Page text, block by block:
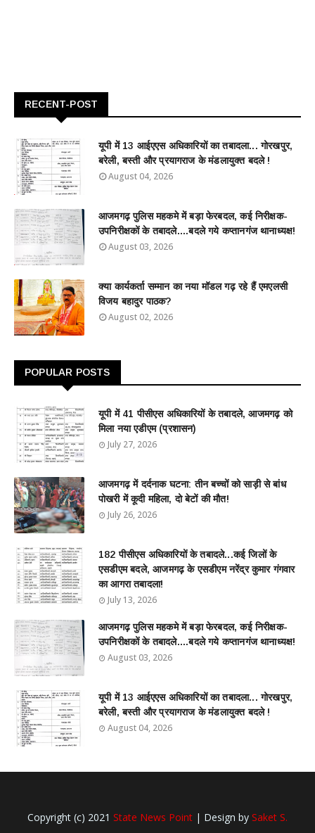
RECENT-POST
यूपी में 13 आईएएस अधिकारियों का तबादला... गोरखपुर,
बरेली, बस्ती और प्रयागराज के मंडलायुक्त बदले !
August 04, 2026
आजमगढ़ पुलिस महकमे में बड़ा फेरबदल, कई निरीक्षक-
उपनिरीक्षकों के तबादले....बदले गये कप्तानगंज थानाध्यक्ष!
August 03, 2026
क्या कार्यकर्ता सम्मान का नया मॉडल गढ़ रहे हैं एमएलसी
विजय बहादुर पाठक?
August 02, 2026
POPULAR POSTS
यूपी में 41 पीसीएस अधिकारियों के तबादले, आजमगढ़ को
मिला नया एडीएम (प्रशासन)
July 27, 2026
आजमगढ़ में दर्दनाक घटना: तीन बच्चों को साड़ी से बांध
पोखरी में कूदी महिला, दो बेटों की मौत!
July 26, 2026
182 पीसीएस अधिकारियों के तबादले...कई जिलों के
एसडीएम बदले, आजमगढ़ के एसडीएम नरेंद्र कुमार गंगवार
का आगरा तबादला!
July 13, 2026
आजमगढ़ पुलिस महकमे में बड़ा फेरबदल, कई निरीक्षक-
उपनिरीक्षकों के तबादले....बदले गये कप्तानगंज थानाध्यक्ष!
August 03, 2026
यूपी में 13 आईएएस अधिकारियों का तबादला... गोरखपुर,
बरेली, बस्ती और प्रयागराज के मंडलायुक्त बदले !
August 04, 2026
Copyright (c) 2021 State News Point | Design by Saket S.